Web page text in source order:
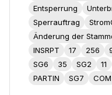
Entsperrung
Sperrauftrag
Änderung der
INSRPT
17 256
SG6
35 SG2 11
PARTIN
SG7 COM